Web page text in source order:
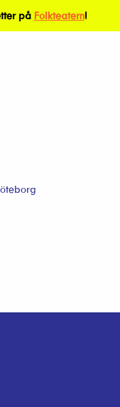
på Folkteatern!